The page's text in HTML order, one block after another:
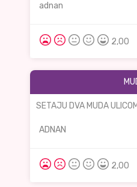
adnan
2,00
SETAJU DVA MUDA
ADNAN
2,00